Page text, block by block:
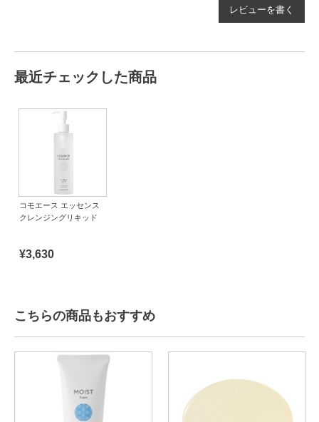
レビューを書く
最近チェックした商品
コモエース エッセンス
クレンジングリキッド
¥3,630
こちらの商品もおすすめ